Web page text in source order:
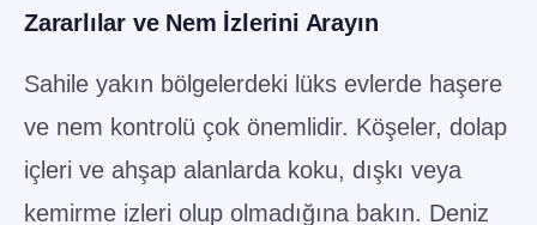
Zararlılar ve Nem İzlerini Arayın
Sahile yakın bölgelerdeki lüks evlerde haşere
ve nem kontrolü çok önemlidir. Köşeler, dolap
içleri ve ahşap alanlarda koku, dışkı veya
kemirme izleri olup olmadığına bakın. Deniz